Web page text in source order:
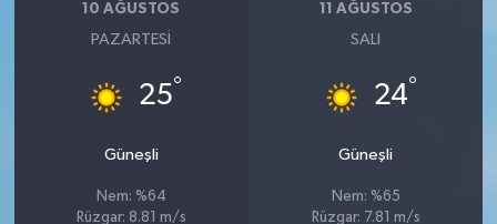
10 AĞUSTOS
PAZARTESI
25°
Güneşli
Nem: %64
Rüzgar: 8.81 m/s
11 AĞUSTOS
SALI
24°
Güneşli
Nem: %65
Rüzgar: 7.81 m/s